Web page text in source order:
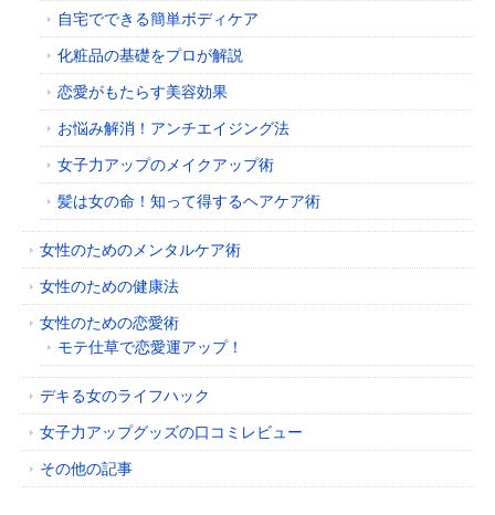
自宅でできる簡単ボディケア
化粧品の基礎をプロが解説
恋愛がもたらす美容効果
お悩み解消！アンチエイジング法
女子力アップのメイクアップ術
髪は女の命！知って得するヘアケア術
女性のためのメンタルケア術
女性のための健康法
女性のための恋愛術
モテ仕草で恋愛運アップ！
デキる女のライフハック
女子力アップグッズの口コミレビュー
その他の記事